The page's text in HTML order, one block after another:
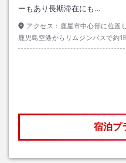
ーもあり長期滞在にも…
アクセス： 鹿屋市中心部に位置
鹿児島空港からリムジンバスで約
ー」下車徒歩約5分。お車では東
宿泊プ